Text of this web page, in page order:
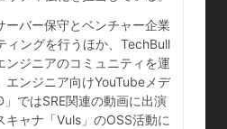
ーバー保守とベンチャー企業
ィングを行うほか、TechBull
ンジニアのコミュニティを運
エンジニア向けYouTubeメデ
」ではSRE関連の動画に出演
キャナ「Vuls」のOSS活動に